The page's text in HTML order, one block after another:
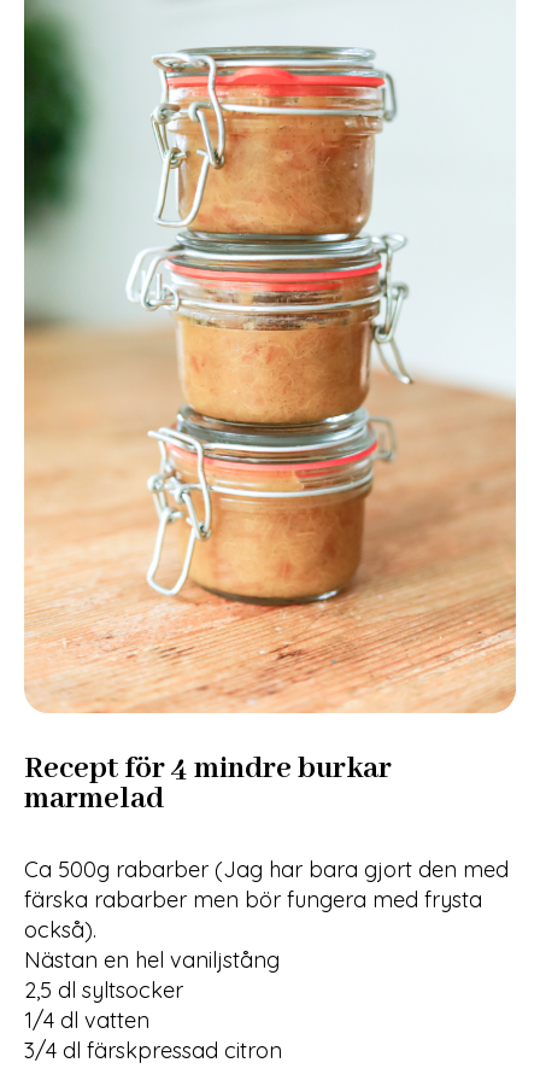
Recept för 4 mindre burkar
marmelad
Ca 500g rabarber (Jag har bara gjort den med
färska rabarber men bör fungera med frysta
också).
Nästan en hel vaniljstång
2,5 dl syltsocker
1/4 dl vatten
3/4 dl färskpressad citron